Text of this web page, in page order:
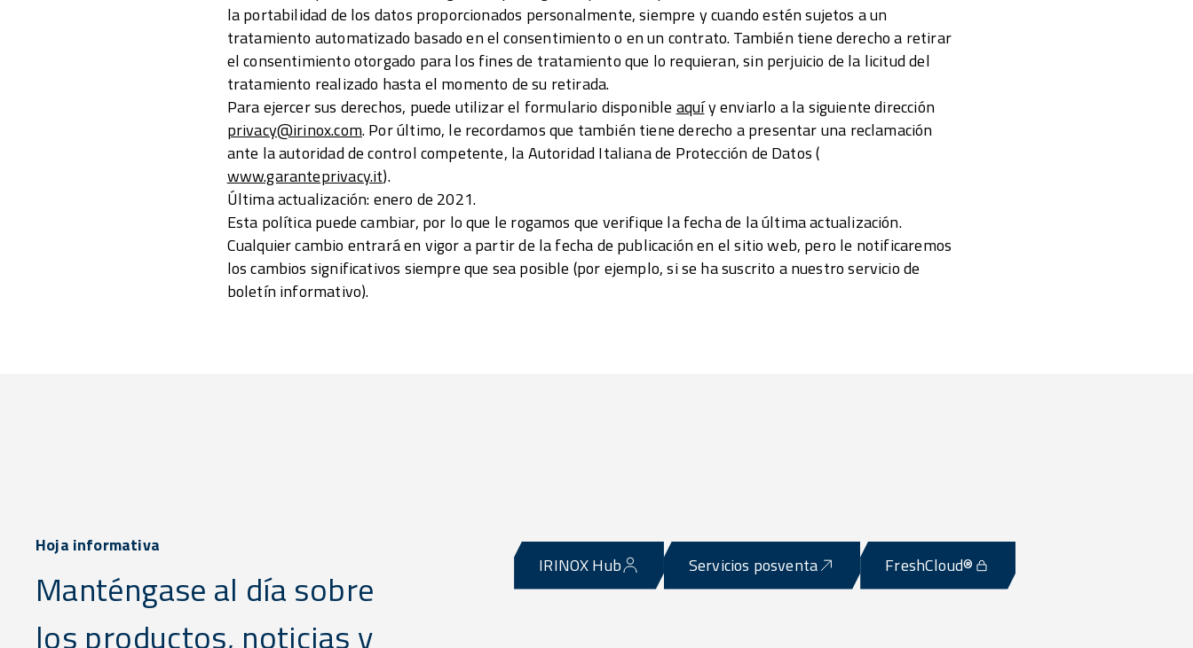
la portabilidad de los datos proporcionados personalmente, siempre y cuando estén sujetos a un
tratamiento automatizado basado en el consentimiento o en un contrato. También tiene derecho a retirar
el consentimiento otorgado para los fines de tratamiento que lo requieran, sin perjuicio de la licitud del
tratamiento realizado hasta el momento de su retirada.
Para ejercer sus derechos, puede utilizar el formulario disponible aquíy enviarlo a la siguiente dirección
privacy@irinox.com. Por último, le recordamos que también tiene derecho a presentar una reclamación
ante la autoridad de control competente, la Autoridad Italiana de Protección de Datos (
www.garanteprivacy.it).
Última actualización: enero de 2021.
Esta política puede cambiar, por lo que le rogamos que verifique la fecha de la última actualización.
Cualquier cambio entrará en vigor a partir de la fecha de publicación en el sitio web, pero le notificaremos
los cambios significativos siempre que sea posible (por ejemplo, si se ha suscrito a nuestro servicio de
boletín informativo).
Hoja informativa
Manténgase al día sobre
los productos, noticias y
IRINOX Hub Servicios posventa FreshCloud®